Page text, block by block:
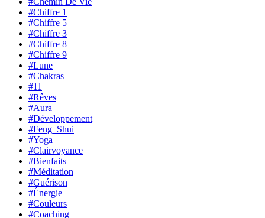
#Chiffre 1
#Chiffre 5
#Chiffre 3
#Chiffre 8
#Chiffre 9
#Lune
#Chakras
#11
#Rêves
#Aura
#Développement
#Feng_Shui
#Yoga
#Clairvoyance
#Bienfaits
#Méditation
#Guérison
#Énergie
#Couleurs
#Coaching